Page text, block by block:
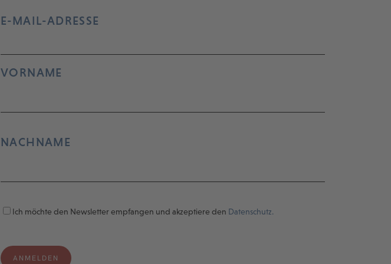
E-MAIL-ADRESSE
VORNAME
NACHNAME
Ich möchte den Newsletter empfangen und akzeptiere den Datenschutz.